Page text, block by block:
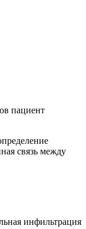
пациент
связь между
инфильтрация